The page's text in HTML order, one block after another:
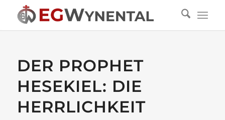
DER PROPHET
HESEKIEL: DIE
HERRLICHKEIT